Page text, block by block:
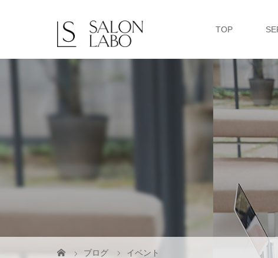
TOP
ブログ イベント